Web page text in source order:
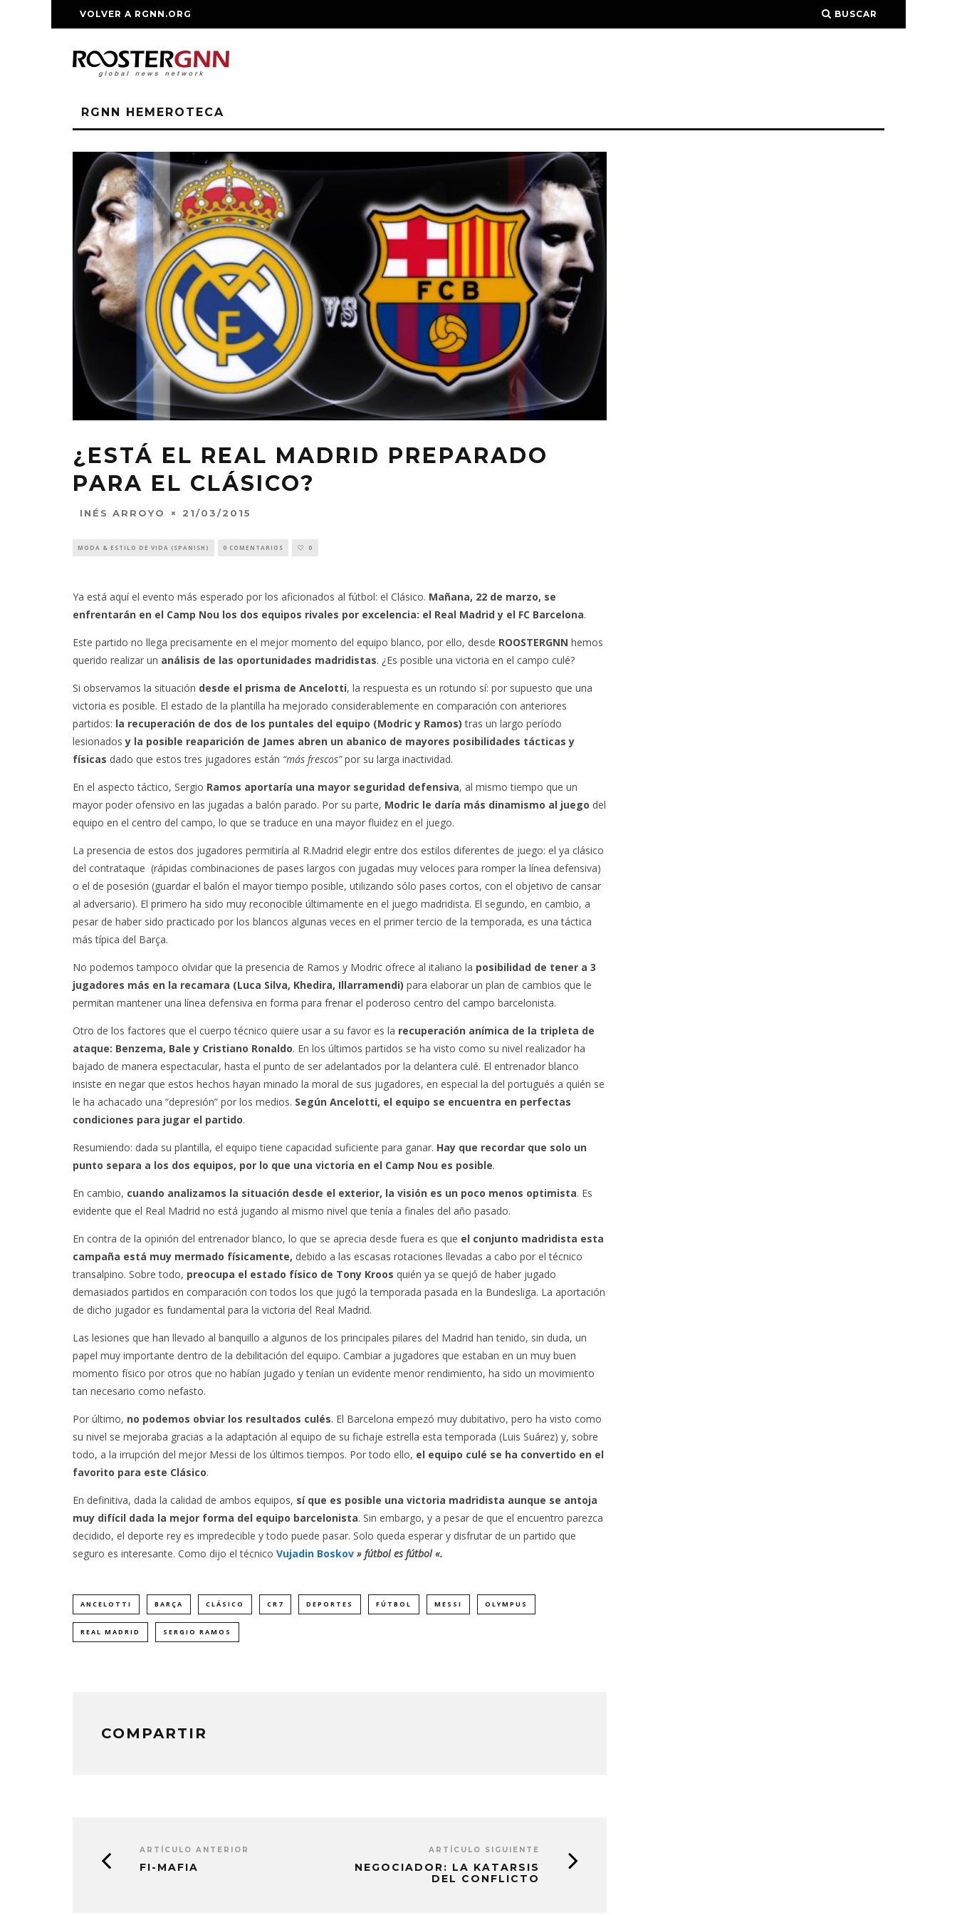
VOLVER A RGNN.ORG BUSCAR
RGNN HEMEROTECA
¿ESTÁ EL REAL MADRID PREPARADO
PARA EL CLÁSICO?
INÉS ARROYO 21/03/2015
MODA & ESTILO DE VIDA (SPANISH) 0 COMENTARIOS 0
Ya está aquí el evento más esperado por los aficionados al fútbol: el Clásico. Mañana, 22 de marzo, se
enfrentarán en el Camp Nou los dos equipos rivales por excelencia: el Real Madrid y el FC Barcelona.
Este partido no llega precisamente en el mejor momento del equipo blanco, por ello, desde ROOSTERGNN hemos
querido realizar un análisis de las oportunidades madridistas. ¿Es posible una victoria en el campo culé?
Si observamos la situación desde el prisma de Ancelotti, la respuesta es un rotundo sí: por supuesto que una
victoria es posible. El estado de la plantilla ha mejorado considerablemente en comparación con anteriores
partidos: la recuperación de dos de los puntales del equipo (Modric y Ramos) tras un largo período
lesionadosy la posible reaparición de James abren un abanico de mayores posibilidades tácticas y
físicas dado que estos tres jugadores están “más frescos”por su larga inactividad.
En el aspecto táctico, Sergio Ramos aportaría una mayor seguridad defensiva, al mismo tiempo que un
mayor poder ofensivo en las jugadas a balón parado. Por su parte, Modric le daría más dinamismo al juego del
equipo en el centro del campo, lo que se traduce en una mayor fluidez en el juego.
La presencia de estos dos jugadores permitiría al R.Madrid elegir entre dos estilos diferentes de juego: el ya clásico
del contrataque (rápidas combinaciones de pases largos con jugadas muy veloces para romper la línea defensiva)
o el de posesión (guardar el balón el mayor tiempo posible, utilizando sólo pases cortos, con el objetivo de cansar
al adversario). El primero ha sido muy reconocible últimamente en el juego madridista. El segundo, en cambio, a
pesar de haber sido practicado por los blancos algunas veces en el primer tercio de la temporada, es una táctica
más típica del Barça.
No podemos tampoco olvidar que la presencia de Ramos y Modric ofrece al italiano la posibilidad de tener a 3
jugadores más en la recamara (Luca Silva, Khedira, Illarramendi) para elaborar un plan de cambios que le
permitan mantener una línea defensiva en forma para frenar el poderoso centro del campo barcelonista.
Otro de los factores que el cuerpo técnico quiere usar a su favor es la recuperación anímica de la tripleta de
ataque: Benzema, Bale y Cristiano Ronaldo. En los últimos partidos se ha visto como su nivel realizador ha
bajado de manera espectacular, hasta el punto de ser adelantados por la delantera culé. El entrenador blanco
insiste en negar que estos hechos hayan minado la moral de sus jugadores, en especial la del portugués a quién se
le ha achacado una “depresión” por los medios. Según Ancelotti, el equipo se encuentra en perfectas
condiciones para jugar el partido.
Resumiendo: dada su plantilla, el equipo tiene capacidad suficiente para ganar. Hay que recordar que solo un
punto separa a los dos equipos, por lo que una victoria en el Camp Nou es posible.
En cambio, cuando analizamos la situación desde el exterior, la visión es un poco menos optimista. Es
evidente que el Real Madrid no está jugando al mismo nivel que tenía a finales del año pasado.
En contra de la opinión del entrenador blanco, lo que se aprecia desde fuera es que el conjunto madridista esta
campaña está muy mermado físicamente, debido a las escasas rotaciones llevadas a cabo por el técnico
transalpino. Sobre todo, preocupa el estado físico de Tony Kroos quién ya se quejó de haber jugado
demasiados partidos en comparación con todos los que jugó la temporada pasada en la Bundesliga. La aportación
de dicho jugador es fundamental para la victoria del Real Madrid.
Las lesiones que han llevado al banquillo a algunos de los principales pilares del Madrid han tenido, sin duda, un
papel muy importante dentro de la debilitación del equipo. Cambiar a jugadores que estaban en un muy buen
momento físico por otros que no habían jugado y tenían un evidente menor rendimiento, ha sido un movimiento
tan necesario como nefasto.
Por último, no podemos obviar los resultados culés. El Barcelona empezó muy dubitativo, pero ha visto como
su nivel se mejoraba gracias a la adaptación al equipo de su fichaje estrella esta temporada (Luis Suárez) y, sobre
todo, a la irrupción del mejor Messi de los últimos tiempos. Por todo ello, el equipo culé se ha convertido en el
favorito para este Clásico.
En definitiva, dada la calidad de ambos equipos, sí que es posible una victoria madridista aunque se antoja
muy difícil dada la mejor forma del equipo barcelonista. Sin embargo, y a pesar de que el encuentro parezca
decidido, el deporte rey es impredecible y todo puede pasar. Solo queda esperar y disfrutar de un partido que
seguro es interesante. Como dijo el técnico Vujadin Boskov » fútbol es fútbol «.
ANCELOTTI BARÇA CLÁSICO CR7 DEPORTES FÚTBOL MESSI OLYMPUS
REAL MADRID SERGIO RAMOS
COMPARTIR
ARTÍCULO ANTERIOR
FI-MAFIA
ARTÍCULO SIGUIENTE
NEGOCIADOR: LA KATARSIS
DEL CONFLICTO